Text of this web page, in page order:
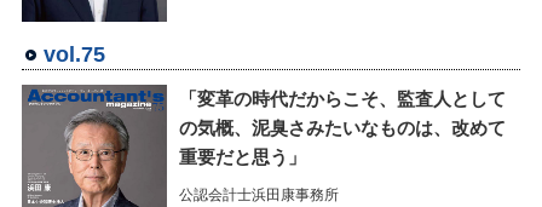
vol.75
「変革の時代だからこそ、監査人として
の気概、泥臭さみたいなものは、改めて
重要だと思う」
公認会計士浜田康事務所